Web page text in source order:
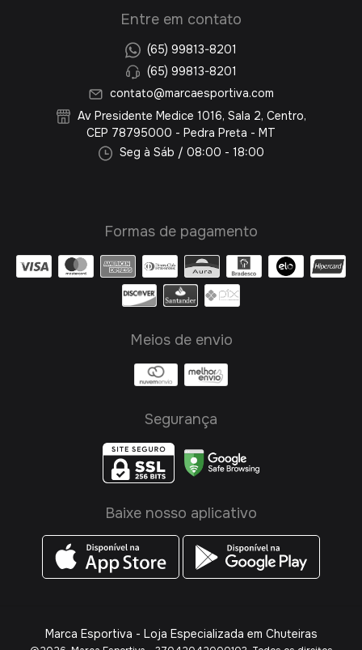
Entre em contato
(65) 99813-8201
(65) 99813-8201
contato@marcaesportiva.com
Av Presidente Medice 1016, Sala 2, Centro,
CEP 78795000 - Pedra Preta - MT
Seg à Sáb / 08:00 - 18:00
Formas de pagamento
Meios de envio
Segurança
Baixe nosso aplicativo
Marca Esportiva - Loja Especializada em Chuteiras